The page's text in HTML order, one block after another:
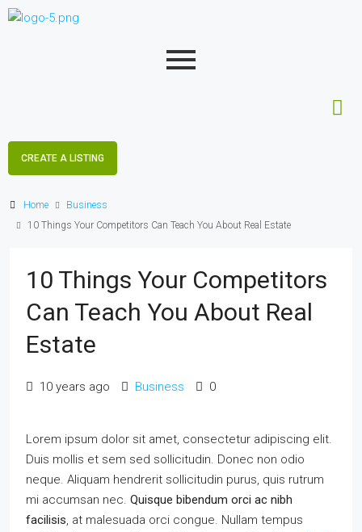
CREATE A LISTING
Home
Business
10 Things Your Competitors Can Teach You About Real Estate
10 Things Your Competitors
Can Teach You About Real
Estate
10 years ago Business 0
Lorem ipsum dolor sit amet, consectetur adipiscing elit.
Duis mollis et sem sed sollicitudin. Donec non odio
neque. Aliquam hendrerit sollicitudin purus, quis rutrum
mi accumsan nec. Quisque bibendum orci ac nibh
facilisis, at malesuada orci congue. Nullam tempus